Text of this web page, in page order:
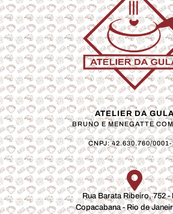
ATELIER DA
BRUNO E MENEGATTE
CNPJ: 42.630.760/
Rua Barata Ribeiro, 752 -
Copacabana - Rio de